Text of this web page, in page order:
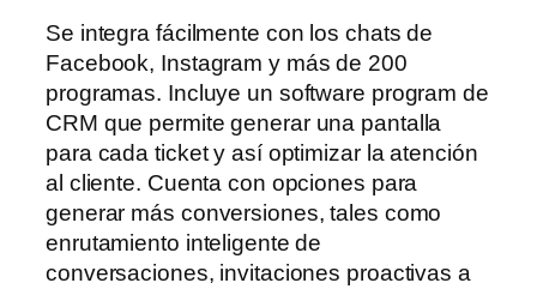
Se integra fácilmente con los chats de
Facebook, Instagram y más de 200
programas. Incluye un software program de
CRM que permite generar una pantalla
para cada ticket y así optimizar la atención
al cliente. Cuenta con opciones para
generar más conversiones, tales como
enrutamiento inteligente de
conversaciones, invitaciones proactivas a